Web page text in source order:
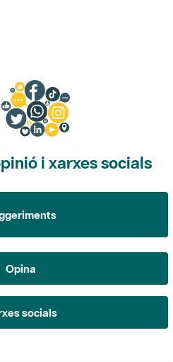
i xarxes socials
Opina
socials